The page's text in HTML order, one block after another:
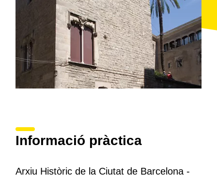
Informació pràctica
Arxiu Històric de la Ciutat de Barcelona -